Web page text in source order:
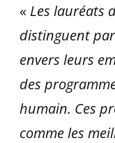
« Les lauréats
distinguent
envers leurs
des
humain. Ces
comme les